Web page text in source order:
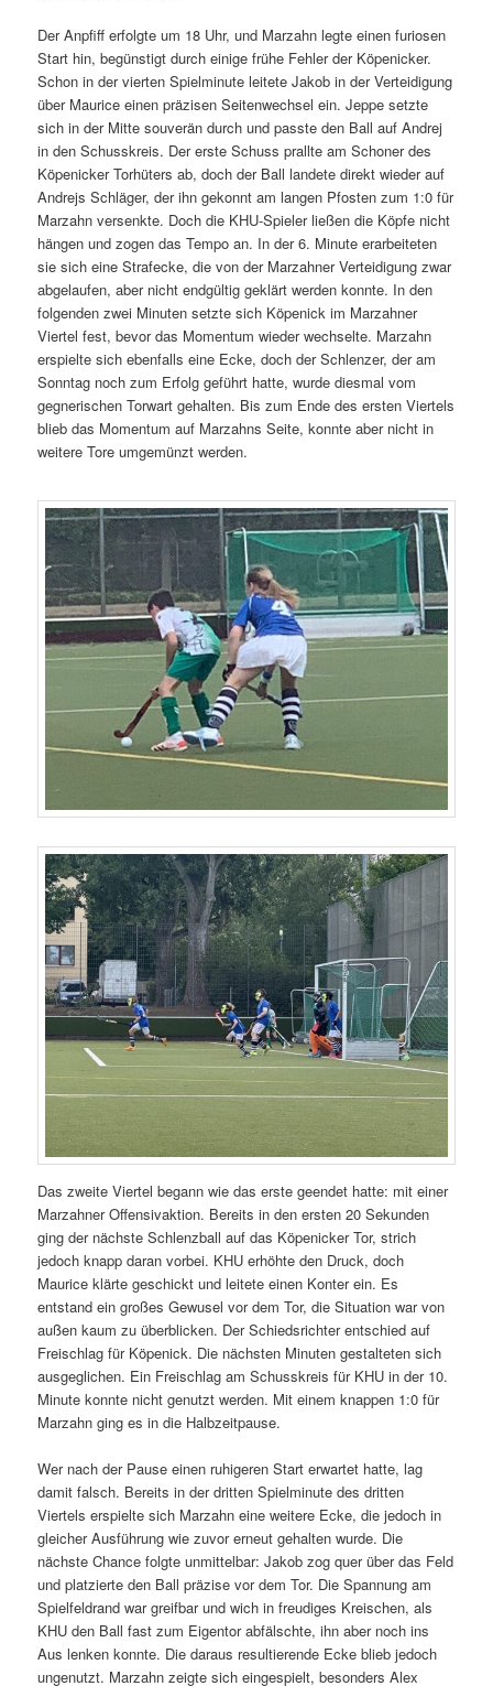
Der Anpfiff erfolgte um 18 Uhr, und Marzahn legte einen furiosen
Start hin, begünstigt durch einige frühe Fehler der Köpenicker.
Schon in der vierten Spielminute leitete Jakob in der Verteidigung
über Maurice einen präzisen Seitenwechsel ein. Jeppe setzte
sich in der Mitte souverän durch und passte den Ball auf Andrej
in den Schusskreis. Der erste Schuss prallte am Schoner des
Köpenicker Torhüters ab, doch der Ball landete direkt wieder auf
Andrejs Schläger, der ihn gekonnt am langen Pfosten zum 1:0 für
Marzahn versenkte. Doch die KHU-Spieler ließen die Köpfe nicht
hängen und zogen das Tempo an. In der 6. Minute erarbeiteten
sie sich eine Strafecke, die von der Marzahner Verteidigung zwar
abgelaufen, aber nicht endgültig geklärt werden konnte. In den
folgenden zwei Minuten setzte sich Köpenick im Marzahner
Viertel fest, bevor das Momentum wieder wechselte. Marzahn
erspielte sich ebenfalls eine Ecke, doch der Schlenzer, der am
Sonntag noch zum Erfolg geführt hatte, wurde diesmal vom
gegnerischen Torwart gehalten. Bis zum Ende des ersten Viertels
blieb das Momentum auf Marzahns Seite, konnte aber nicht in
weitere Tore umgemünzt werden.
Das zweite Viertel begann wie das erste geendet hatte: mit einer
Marzahner Offensivaktion. Bereits in den ersten 20 Sekunden
ging der nächste Schlenzball auf das Köpenicker Tor, strich
jedoch knapp daran vorbei. KHU erhöhte den Druck, doch
Maurice klärte geschickt und leitete einen Konter ein. Es
entstand ein großes Gewusel vor dem Tor, die Situation war von
außen kaum zu überblicken. Der Schiedsrichter entschied auf
Freischlag für Köpenick. Die nächsten Minuten gestalteten sich
ausgeglichen. Ein Freischlag am Schusskreis für KHU in der 10.
Minute konnte nicht genutzt werden. Mit einem knappen 1:0 für
Marzahn ging es in die Halbzeitpause.
Wer nach der Pause einen ruhigeren Start erwartet hatte, lag
damit falsch. Bereits in der dritten Spielminute des dritten
Viertels erspielte sich Marzahn eine weitere Ecke, die jedoch in
gleicher Ausführung wie zuvor erneut gehalten wurde. Die
nächste Chance folgte unmittelbar: Jakob zog quer über das Feld
und platzierte den Ball präzise vor dem Tor. Die Spannung am
Spielfeldrand war greifbar und wich in freudiges Kreischen, als
KHU den Ball fast zum Eigentor abfälschte, ihn aber noch ins
Aus lenken konnte. Die daraus resultierende Ecke blieb jedoch
ungenutzt. Marzahn zeigte sich eingespielt, besonders Alex